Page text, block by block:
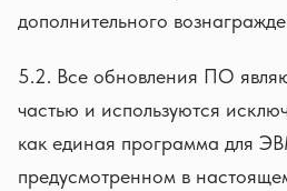
дополнительного
5.2. Все обновления ПО
частью и используются
как единая программа для
предусмотренном в